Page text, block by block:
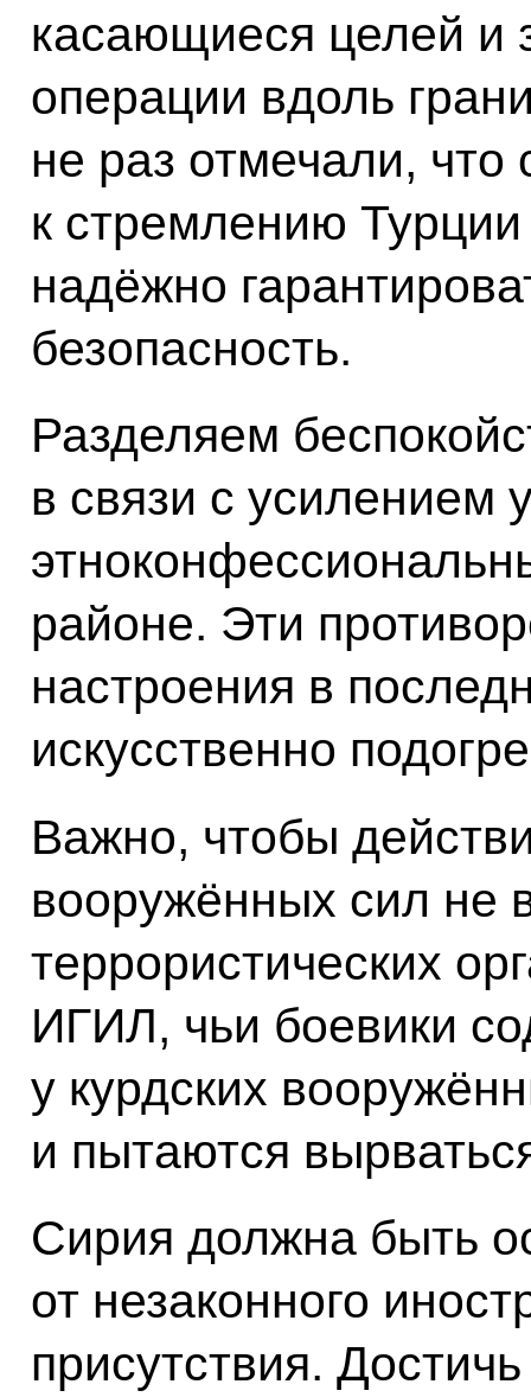
касающиеся целей и
операции вдоль
не раз отмечали,
к стремлению
надёжно
безопасность.
Разделяем
в связи с усилением
районе. Эти
настроения в
искусственно
Важно, чтобы
вооружённых сил не
террористических
ИГИЛ, чьи боевики
у курдских
и пытаются
Сирия должна быть
от незаконного
присутствия.